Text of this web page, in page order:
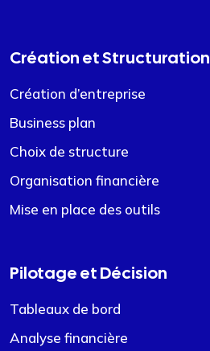
Création et Structuration
Création d’entreprise
Business plan
Choix de structure
Organisation financière
Mise en place des outils
Pilotage et Décision
Tableaux de bord
Analyse financière